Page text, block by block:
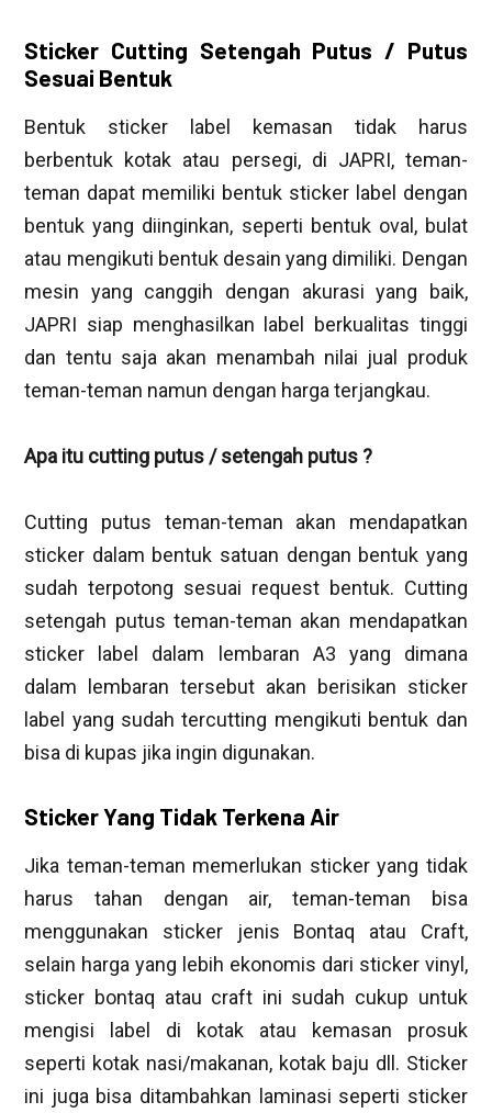
Sticker Cutting Setengah Putus / Putus
Sesuai Bentuk
Bentuk sticker label kemasan tidak harus
berbentuk kotak atau persegi, di JAPRI, teman-
teman dapat memiliki bentuk sticker label dengan
bentuk yang diinginkan, seperti bentuk oval, bulat
atau mengikuti bentuk desain yang dimiliki. Dengan
mesin yang canggih dengan akurasi yang baik,
JAPRI siap menghasilkan label berkualitas tinggi
dan tentu saja akan menambah nilai jual produk
teman-teman namun dengan harga terjangkau.
Apa itu cutting putus / setengah putus ?
Cutting putus teman-teman akan mendapatkan
sticker dalam bentuk satuan dengan bentuk yang
sudah terpotong sesuai request bentuk. Cutting
setengah putus teman-teman akan mendapatkan
sticker label dalam lembaran A3 yang dimana
dalam lembaran tersebut akan berisikan sticker
label yang sudah tercutting mengikuti bentuk dan
bisa di kupas jika ingin digunakan.
Sticker Yang Tidak Terkena Air
Jika teman-teman memerlukan sticker yang tidak
harus tahan dengan air, teman-teman bisa
menggunakan sticker jenis Bontaq atau Craft,
selain harga yang lebih ekonomis dari sticker vinyl,
sticker bontaq atau craft ini sudah cukup untuk
mengisi label di kotak atau kemasan prosuk
seperti kotak nasi/makanan, kotak baju dll. Sticker
ini juga bisa ditambahkan laminasi seperti sticker